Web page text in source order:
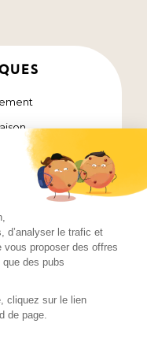
découverte
cuisine